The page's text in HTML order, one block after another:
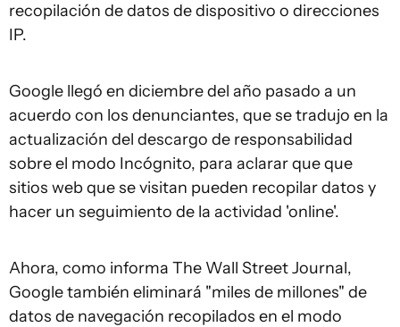
recopilación de datos de dispositivo o direcciones
IP.
Google llegó en diciembre del año pasado a un
acuerdo con los denunciantes, que se tradujo en la
actualización del descargo de responsabilidad
sobre el modo Incógnito, para aclarar que que
sitios web que se visitan pueden recopilar datos y
hacer un seguimiento de la actividad 'online'.
Ahora, como informa The Wall Street Journal,
Google también eliminará "miles de millones" de
datos de navegación recopilados en el modo